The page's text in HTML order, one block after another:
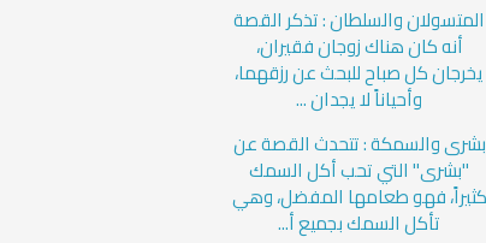
المتسولان والسلطان : تذكر القصة
أنه كان هناك زوجان فقيران،
يخرجان كل صباح للبحث عن رزقهما،
وأحياناً لا يجدان ...
بشرى والسمكة : تتحدث القصة عن
"بشرى" التي تحب أكل السمك
كثيراً، فهو طعامها المفضل، وهي
تأكل السمك بجميع أ...